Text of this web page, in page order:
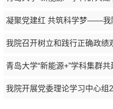
凝聚党建红 共筑科学梦——我
我院召开树立和践行正确政绩
青岛大学“新能源+”学科集群
我院开展党委理论学习中心组